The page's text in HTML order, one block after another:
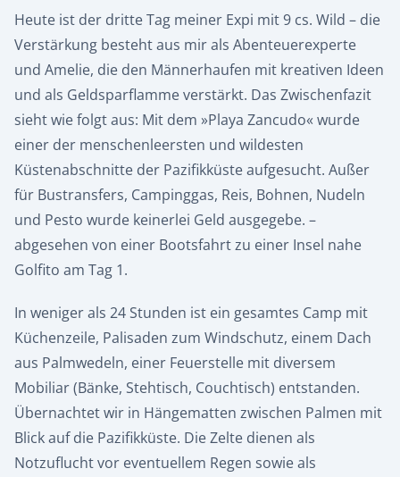
Heute ist der dritte Tag meiner Expi mit 9 cs. Wild – die
Verstärkung besteht aus mir als Abenteuerexperte
und Amelie, die den Männerhaufen mit kreativen Ideen
und als Geldsparflamme verstärkt. Das Zwischenfazit
sieht wie folgt aus: Mit dem »Playa Zancudo« wurde
einer der menschenleersten und wildesten
Küstenabschnitte der Pazifikküste aufgesucht. Außer
für Bustransfers, Campinggas, Reis, Bohnen, Nudeln
und Pesto wurde keinerlei Geld ausgegebe. –
abgesehen von einer Bootsfahrt zu einer Insel nahe
Golfito am Tag 1.
In weniger als 24 Stunden ist ein gesamtes Camp mit
Küchenzeile, Palisaden zum Windschutz, einem Dach
aus Palmwedeln, einer Feuerstelle mit diversem
Mobiliar (Bänke, Stehtisch, Couchtisch) entstanden.
Übernachtet wir in Hängematten zwischen Palmen mit
Blick auf die Pazifikküste. Die Zelte dienen als
Notzuflucht vor eventuellem Regen sowie als